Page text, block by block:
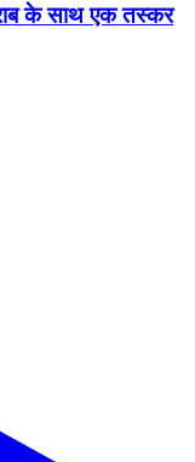
के साथ एक तस्कर